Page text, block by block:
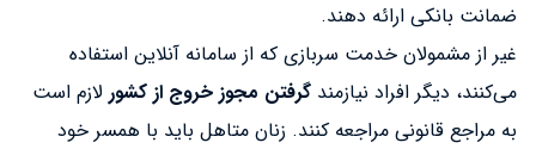
ضمانت بانکی ارائه دهند.
غیر از مشمولان خدمت سربازی که از سامانه آنلاین استفاده
می‌کنند، دیگر افراد نیازمند گرفتن مجوز خروج از کشور لازم است
به مراجع قانونی مراجعه کنند. زنان متاهل باید با همسر خود